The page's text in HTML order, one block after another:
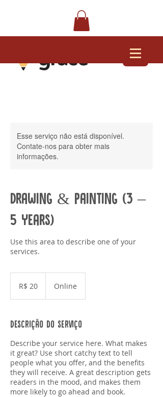
Esse serviço não está disponível.
Contate-nos para obter mais
informações.
Drawing & Painting (3 –
5 Years)
Use this area to describe one of your
services.
brasileiros
R$ 20 Online
Descrição do serviço
Describe your service here. What makes
it great? Use short catchy text to tell
people what you offer, and the benefits
they will receive. A great description gets
readers in the mood, and makes them
more likely to go ahead and book.